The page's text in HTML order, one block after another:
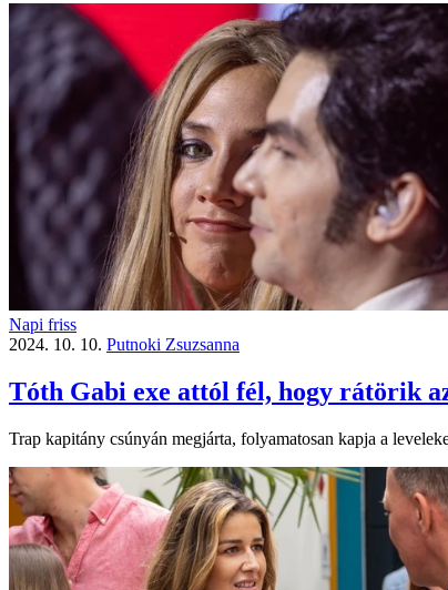
Napi friss
2024. 10. 10. Putnoki Zsuzsanna
Tóth Gabi exe attól fél, hogy rátörik
Trap kapitány csúnyán megjárta, folyamatosan kapja a